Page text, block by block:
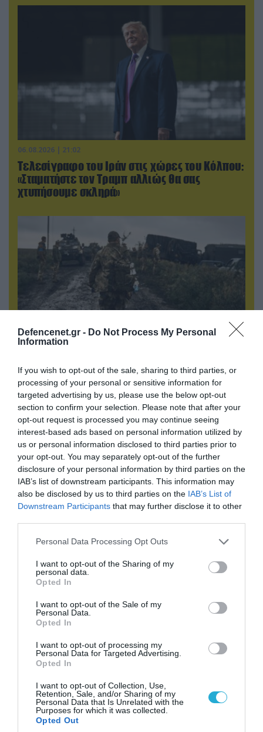
Defencenet.gr - Do Not Process My Personal
Information
If you wish to opt-out of the sale, sharing to third parties, or
processing of your personal or sensitive information for
targeted advertising by us, please use the below opt-out
section to confirm your selection. Please note that after your
opt-out request is processed you may continue seeing
interest-based ads based on personal information utilized by
us or personal information disclosed to third parties prior to
your opt-out. You may separately opt-out of the further
disclosure of your personal information by third parties on the
IAB’s list of downstream participants. This information may
also be disclosed by us to third parties on the IAB’s List of
Downstream Participants that may further disclose it to other
Please note that this website/app uses one or more Google
not limited to your visit or usage behaviour. You may click to
grant or deny consent to Google and its third-party tags to
use your data for below specified purposes in below Google
consent section.
Personal Data Processing Opt Outs
I want to opt-out of the Sharing of my
personal data.
Opted In
I want to opt-out of the Sale of my
Personal Data.
Opted In
I want to opt-out of processing my
Personal Data for Targeted Advertising.
Opted In
I want to opt-out of Collection, Use,
Retention, Sale, and/or Sharing of my
Personal Data that Is Unrelated with the
Purposes for which it was collected.
Opted Out
06.08.2026 | 21:02
Τελεσίγραφο του Ιράν στις χώρες του Κόλπου:
«Σταματήστε τον Τραμπ αλλιώς θα σας
χτυπήσουμε σκληρά»
Ουκρανία: Αποκαλύφθηκε ο αριθμός των
ξένων εθελοντών που πολεμούν για το Κίεβο
Κλιμακώνουν οι Χούθι: Eξαπέλυσαν επιθέσεις
κατά στρατιωτικών δυνάμεων στην Υεμένη –
Πλήγματα & στη Σαουδική Αραβία!